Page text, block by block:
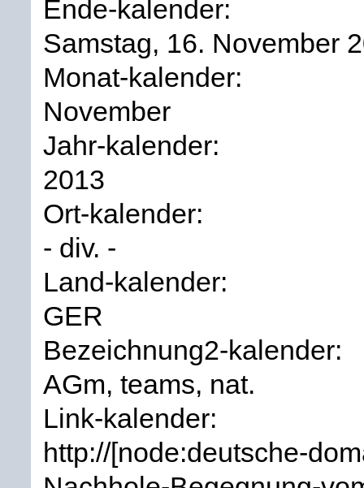
Ende-kalender:
Samstag, 16. November
Monat-kalender:
November
Jahr-kalender:
2013
Ort-kalender:
- div. -
Land-kalender:
GER
Bezeichnung2-kalender:
AGm, teams, nat.
Link-kalender:
http://[node:deutsche-